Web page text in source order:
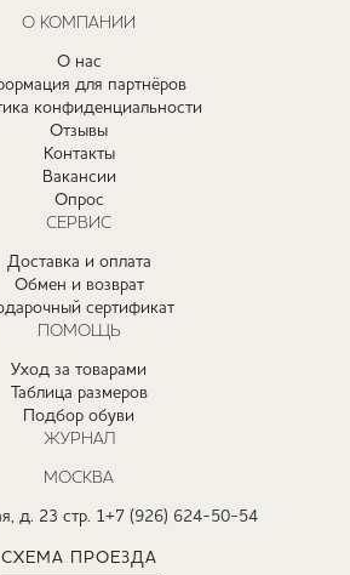
О КОМПАНИИ
О нас
для партнёров
конфиденциальности
Отзывы
Контакты
Вакансии
Опрос
СЕРВИС
Доставка и оплата
Обмен и возврат
сертификат
ПОМОЩЬ
Уход за товарами
Таблица размеров
Подбор обуви
ЖУРНАЛ
МОСКВА
д. 23 стр. 1+7 (926) 624-50-54
СХЕМА ПРОЕЗДА